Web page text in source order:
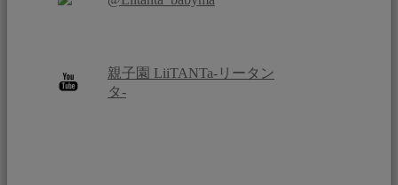
親子園 LiiTANTa-リータン
タ-